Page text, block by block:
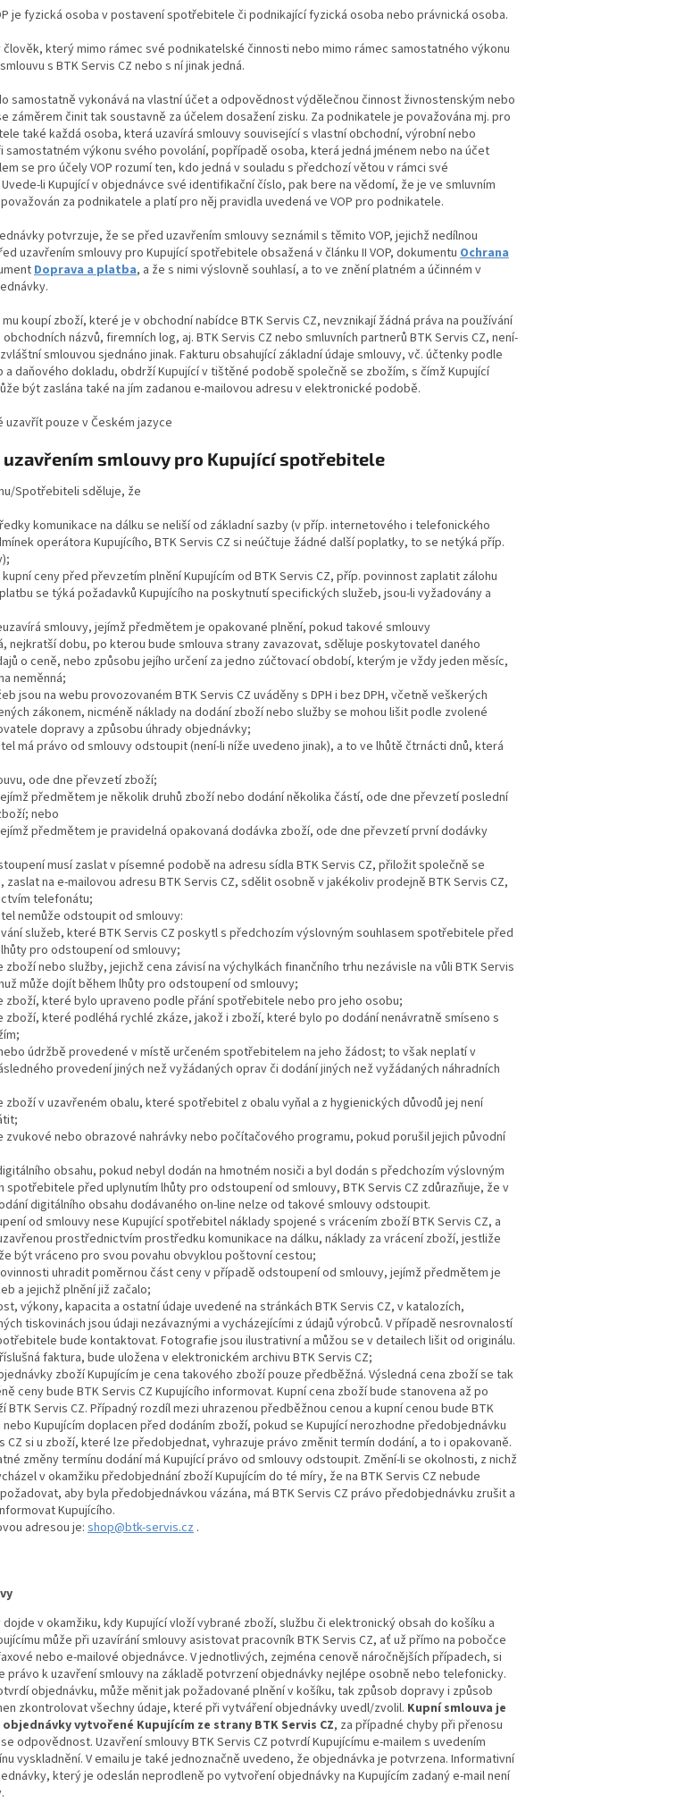
je fyzická osoba v postavení spotřebitele či podnikající fyzická osoba nebo právnická osoba.
který mimo rámec své podnikatelské činnosti nebo mimo rámec samostatného výkonu
s BTK Servis CZ nebo s ní jinak jedná.
samostatně vykonává na vlastní účet a odpovědnost výdělečnou činnost živnostenským nebo
záměrem činit tak soustavně za účelem dosažení zisku. Za podnikatele je považována mj. pro
také každá osoba, která uzavírá smlouvy související s vlastní obchodní, výrobní nebo
samostatném výkonu svého povolání, popřípadě osoba, která jedná jménem nebo na účet
se pro účely VOP rozumí ten, kdo jedná v souladu s předchozí větou v rámci své
li Kupující v objednávce své identifikační číslo, pak bere na vědomí, že je ve smluvním
za podnikatele a platí pro něj pravidla uvedená ve VOP pro podnikatele.
potvrzuje, že se před uzavřením smlouvy seznámil s těmito VOP, jejichž nedílnou
uzavřením smlouvy pro Kupující spotřebitele obsažená v článku II VOP, dokumentu Ochrana
Doprava a platba, a že s nimi výslovně souhlasí, a to ve znění platném a účinném v
koupí zboží, které je v obchodní nabídce BTK Servis CZ, nevznikají žádná práva na používání
názvů, firemních log, aj. BTK Servis CZ nebo smluvních partnerů BTK Servis CZ, není-
smlouvou sjednáno jinak. Fakturu obsahující základní údaje smlouvy, vč. účtenky podle
a daňového dokladu, obdrží Kupující v tištěné podobě společně se zbožím, s čímž Kupující
být zaslána také na jím zadanou e-mailovou adresu v elektronické podobě.
uzavřít pouze v Českém jazyce
uzavřením smlouvy pro Kupující spotřebitele
Spotřebiteli sděluje, že
komunikace na dálku se neliší od základní sazby (v příp. internetového i telefonického
operátora Kupujícího, BTK Servis CZ si neúčtuje žádné další poplatky, to se netýká příp.
ceny před převzetím plnění Kupujícím od BTK Servis CZ, příp. povinnost zaplatit zálohu
se týká požadavků Kupujícího na poskytnutí specifických služeb, jsou-li vyžadovány a
smlouvy, jejímž předmětem je opakované plnění, pokud takové smlouvy
nejkratší dobu, po kterou bude smlouva strany zavazovat, sděluje poskytovatel daného
o ceně, nebo způsobu jejího určení za jedno zúčtovací období, kterým je vždy jeden měsíc,
neměnná;
jsou na webu provozovaném BTK Servis CZ uváděny s DPH i bez DPH, včetně veškerých
zákonem, nicméně náklady na dodání zboží nebo služby se mohou lišit podle zvolené
dopravy a způsobu úhrady objednávky;
má právo od smlouvy odstoupit (není-li níže uvedeno jinak), a to ve lhůtě čtrnácti dnů, která
ode dne převzetí zboží;
předmětem je několik druhů zboží nebo dodání několika částí, ode dne převzetí poslední
nebo
předmětem je pravidelná opakovaná dodávka zboží, ode dne převzetí první dodávky
musí zaslat v písemné podobě na adresu sídla BTK Servis CZ, přiložit společně se
zaslat na e-mailovou adresu BTK Servis CZ, sdělit osobně v jakékoliv prodejně BTK Servis CZ,
telefonátu;
nemůže odstoupit od smlouvy:
služeb, které BTK Servis CZ poskytl s předchozím výslovným souhlasem spotřebitele před
pro odstoupení od smlouvy;
zboží nebo služby, jejichž cena závisí na výchylkách finančního trhu nezávisle na vůli BTK Servis
může dojít během lhůty pro odstoupení od smlouvy;
zboží, které bylo upraveno podle přání spotřebitele nebo pro jeho osobu;
zboží, které podléhá rychlé zkáze, jakož i zboží, které bylo po dodání nenávratně smíseno s
údržbě provedené v místě určeném spotřebitelem na jeho žádost; to však neplatí v
provedení jiných než vyžádaných oprav či dodání jiných než vyžádaných náhradních
zboží v uzavřeném obalu, které spotřebitel z obalu vyňal a z hygienických důvodů jej není
zvukové nebo obrazové nahrávky nebo počítačového programu, pokud porušil jejich původní
obsahu, pokud nebyl dodán na hmotném nosiči a byl dodán s předchozím výslovným
spotřebitele před uplynutím lhůty pro odstoupení od smlouvy, BTK Servis CZ zdůrazňuje, že v
digitálního obsahu dodávaného on-line nelze od takové smlouvy odstoupit.
od smlouvy nese Kupující spotřebitel náklady spojené s vrácením zboží BTK Servis CZ, a
prostřednictvím prostředku komunikace na dálku, náklady za vrácení zboží, jestliže
být vráceno pro svou povahu obvyklou poštovní cestou;
uhradit poměrnou část ceny v případě odstoupení od smlouvy, jejímž předmětem je
a jejichž plnění již začalo;
výkony, kapacita a ostatní údaje uvedené na stránkách BTK Servis CZ, v katalozích,
tiskovinách jsou údaji nezávaznými a vycházejícími z údajů výrobců. V případě nesrovnalostí
bude kontaktovat. Fotografie jsou ilustrativní a můžou se v detailech lišit od originálu.
faktura, bude uložena v elektronickém archivu BTK Servis CZ;
zboží Kupujícím je cena takového zboží pouze předběžná. Výsledná cena zboží se tak
ceny bude BTK Servis CZ Kupujícího informovat. Kupní cena zboží bude stanovena až po
BTK Servis CZ. Případný rozdíl mezi uhrazenou předběžnou cenou a kupní cenou bude BTK
nebo Kupujícím doplacen před dodáním zboží, pokud se Kupující nerozhodne předobjednávku
CZ si u zboží, které lze předobjednat, vyhrazuje právo změnit termín dodání, a to i opakovaně.
změny termínu dodání má Kupující právo od smlouvy odstoupit. Změní-li se okolnosti, z nichž
v okamžiku předobjednání zboží Kupujícím do té míry, že na BTK Servis CZ nebude
aby byla předobjednávkou vázána, má BTK Servis CZ právo předobjednávku zrušit a
Kupujícího.
adresou je: shop@btk-servis.cz .
v okamžiku, kdy Kupující vloží vybrané zboží, službu či elektronický obsah do košíku a
může při uzavírání smlouvy asistovat pracovník BTK Servis CZ, ať už přímo na pobočce
nebo e-mailové objednávce. V jednotlivých, zejména cenově náročnějších případech, si
právo k uzavření smlouvy na základě potvrzení objednávky nejlépe osobně nebo telefonicky.
objednávku, může měnit jak požadované plnění v košíku, tak způsob dopravy i způsob
zkontrolovat všechny údaje, které při vytváření objednávky uvedl/zvolil. Kupní smlouva je
vytvořené Kupujícím ze strany BTK Servis CZ, za případné chyby při přenosu
odpovědnost. Uzavření smlouvy BTK Servis CZ potvrdí Kupujícímu e-mailem s uvedením
vyskladnění. V emailu je také jednoznačně uvedeno, že objednávka je potvrzena. Informativní
který je odeslán neprodleně po vytvoření objednávky na Kupujícím zadaný e-mail není